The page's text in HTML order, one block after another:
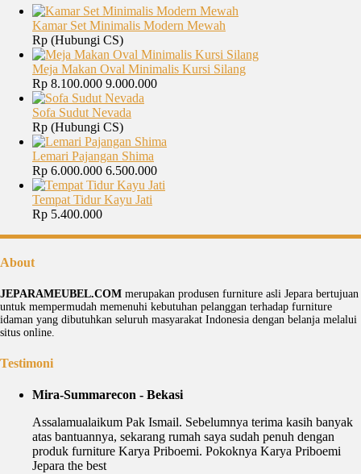
Kamar Set Minimalis Modern Mewah
Rp (Hubungi CS)
Meja Makan Oval Minimalis Kursi Silang
Rp 8.100.000 9.000.000
Sofa Sudut Nevada
Rp (Hubungi CS)
Lemari Pajangan Shima
Rp 6.000.000 6.500.000
Tempat Tidur Kayu Jati
Rp 5.400.000
About
JEPARAMEUBEL.COM merupakan produsen furniture asli Jepara bertujuan
untuk mempermudah memenuhi kebutuhan pelanggan terhadap furniture
idaman yang dibutuhkan seluruh masyarakat Indonesia dengan belanja melalui
situs online.
Testimoni
Mira-Summarecon - Bekasi
Assalamualaikum Pak Ismail. Sebelumnya terima kasih banyak
atas bantuannya, sekarang rumah saya sudah penuh dengan
produk furniture Karya Priboemi. Pokoknya Karya Priboemi
Jepara the best